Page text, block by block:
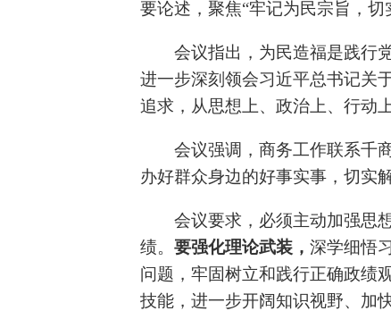
要论述，聚焦“牢记为民宗旨，
会议指出，为民造福是践行
进一步深刻领会习近平总书记关
追求，从思想上、政治上、行动
会议强调，商务工作联系千
办好群众身边的好事实事，切实
会议要求，必须主动加强思
绩。 要强化理论武装， 深学细悟
问题，牢固树立和践行正确政绩观
技能，进一步开阔知识视野、加